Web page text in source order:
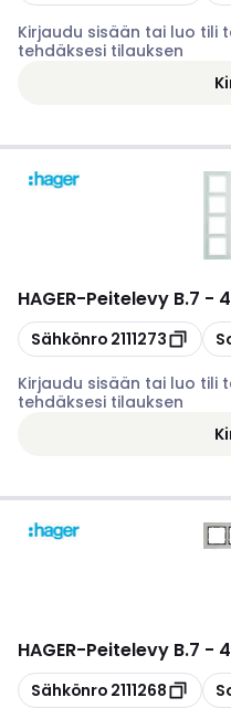
Kirjaudu sisään tai luo tili
tehdäksesi tilauksen
HAGER-Peitelevy B.7 -
Kopioi
Sähkönro 2111273
Kirjaudu sisään tai luo tili
tehdäksesi tilauksen
HAGER-Peitelevy B.7 -
Kopioi
Sähkönro 2111268